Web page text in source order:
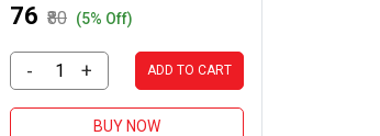
₹76 ₹80 (5% Off)
- + ADD TO CART
BUY NOW